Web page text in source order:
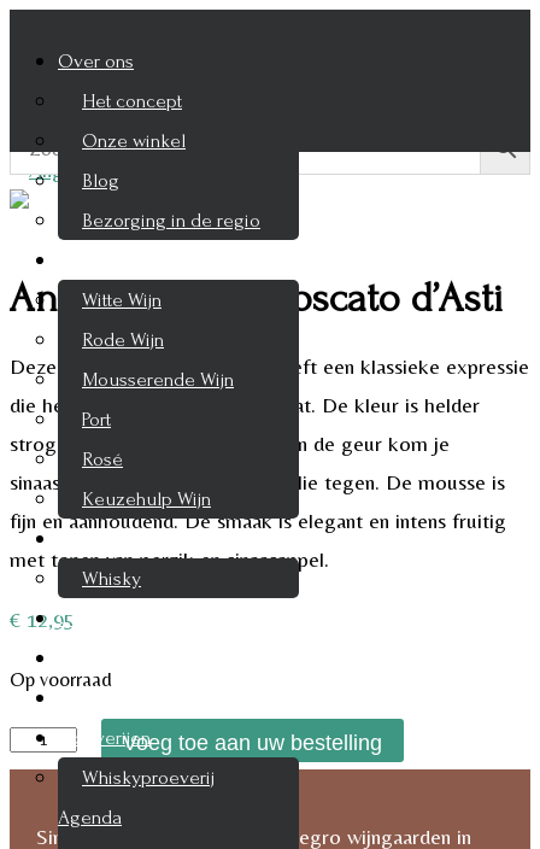
Over ons
Het concept
Onze winkel
Blog
Bezorging in de regio
Witte Wijn
Rode Wijn
Mousserende Wijn
Port
Rosé
Keuzehulp Wijn
Whisky
Cognac
Proeverijen
Whiskyproeverij
Agenda
Angelo Negro Moscato d’Asti
Deze Moscato d’Asti DOCG heeft een klassieke expressie
die herkenbaar is voor de muscaat. De kleur is helder
strogeel met groene reflecties. In de geur kom je
sinaasappelbloesem, perzik en salie tegen. De mousse is
fijn en aanhoudend. De smaak is elegant en intens fruitig
met tonen van perzik en sinaasappel.
€ 12,95
Op voorraad
Angelo
Negro
Moscato
Voeg toe aan uw bestelling
Sinds 1670 heeft de familie Negro wijngaarden in